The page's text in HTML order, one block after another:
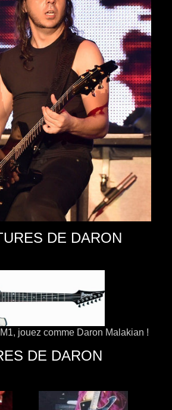
DE DARON
jouez comme Daron Malakian !
DE DARON